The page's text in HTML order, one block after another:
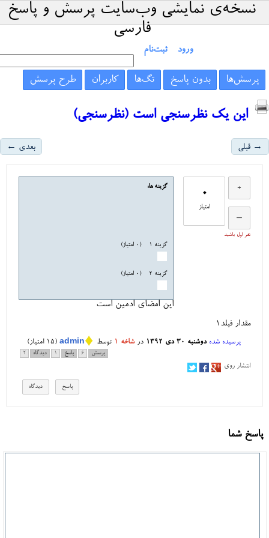
نسخه‌ی نمایشی وب‌سایت پرسش و پاسخ
فارسی
ورود ثبت‌نام
پرسش‌ها بدون پاسخ تگ‌ها کاربران طرح پرسش
این یک نظرسنجی است (نظرسنجی)
→ قبلی بعدی ←
0
امتیاز
نفر اول باشید
گزینه ها:
گزینه ۱ (0 امتیاز)
گزینه ۲ (0 امتیاز)
این امضای ادمین است
مقدار فیلد1
پرسیده شده دوشنبه ۳۰ دی ۱۳۹۲ درشاخه ۱ توسط ♦
admin
(
15 امتیاز)
پرسش 6 پاسخ 1 دیدگاه 2
انتشار روی
پاسخ شما